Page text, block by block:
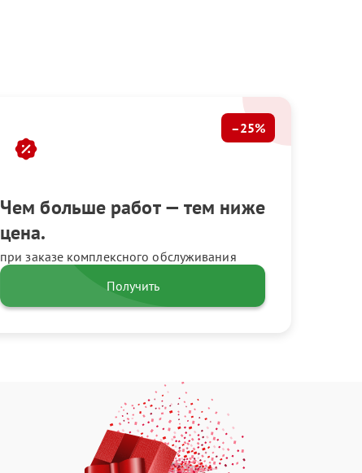
Чем больше работ — тем ниже
цена.
при заказе комплексного обслуживания
–25%
Получить